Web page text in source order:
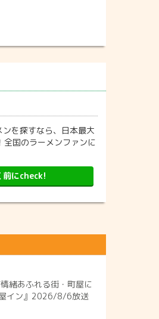
を探すなら、日本最大
国のラーメンファンに
前にcheck!
緒あふれる街・町屋に
屋イン』2026/8/6放送